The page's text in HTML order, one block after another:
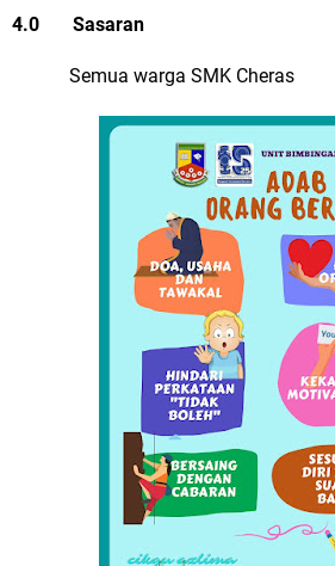
4.0 Sasaran
Semua warga SMK Cheras